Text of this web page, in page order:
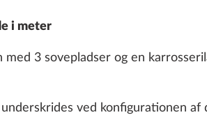
i meter
med 3 sovepladser og en
ved konfigurationen